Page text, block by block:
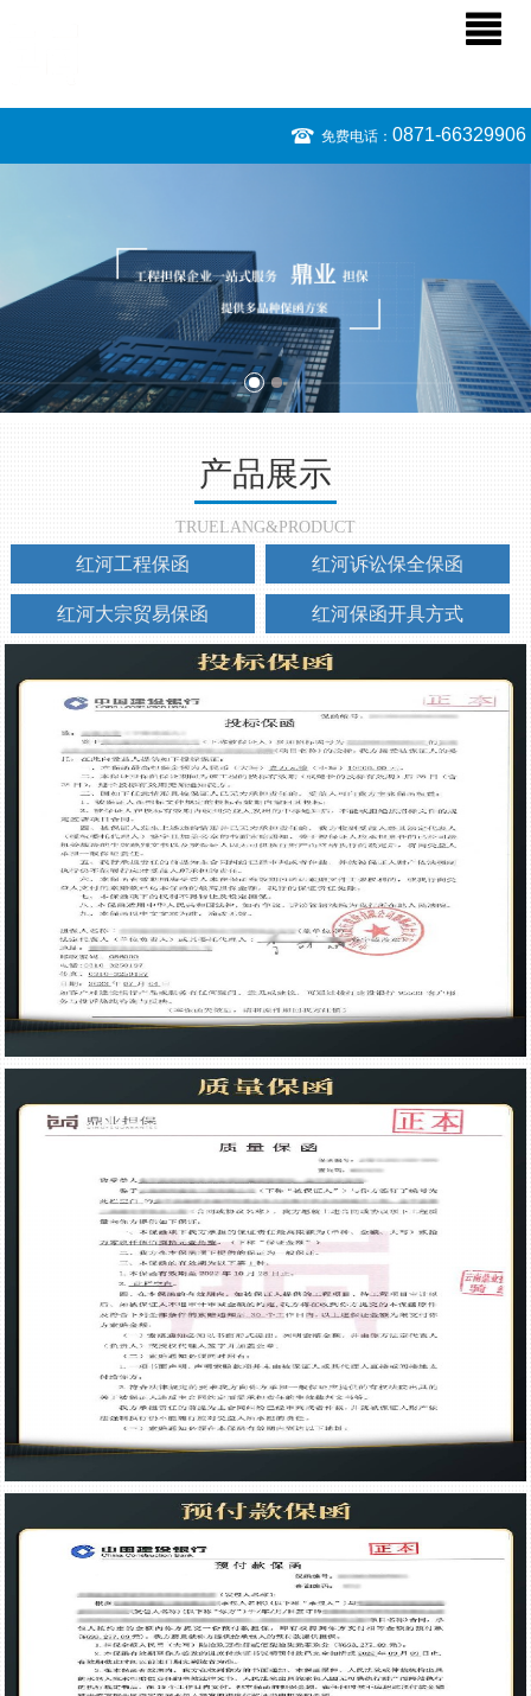
免费电话： 0871-66329906
产品展示
TRUELANG&PRODUCT
红河工程保函 红河诉讼保全保函
红河大宗贸易保函 红河保函开具方式